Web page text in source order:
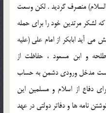
السلام) منصرف گرديد . لكن وسعت
لشكر مرتدين خود را براي حمله
مي آيد ابابكر از امام علي (علیه
و ابن مسعود ، حفاظت از
مدخل ورودي دشمن به حساب
دفاع از اسلام و مسلمين اين
نامه ها و دفاتر دولتي در عهد